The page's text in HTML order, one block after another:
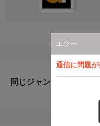
エラー
通信に問題
同じジャンルのおすすめ